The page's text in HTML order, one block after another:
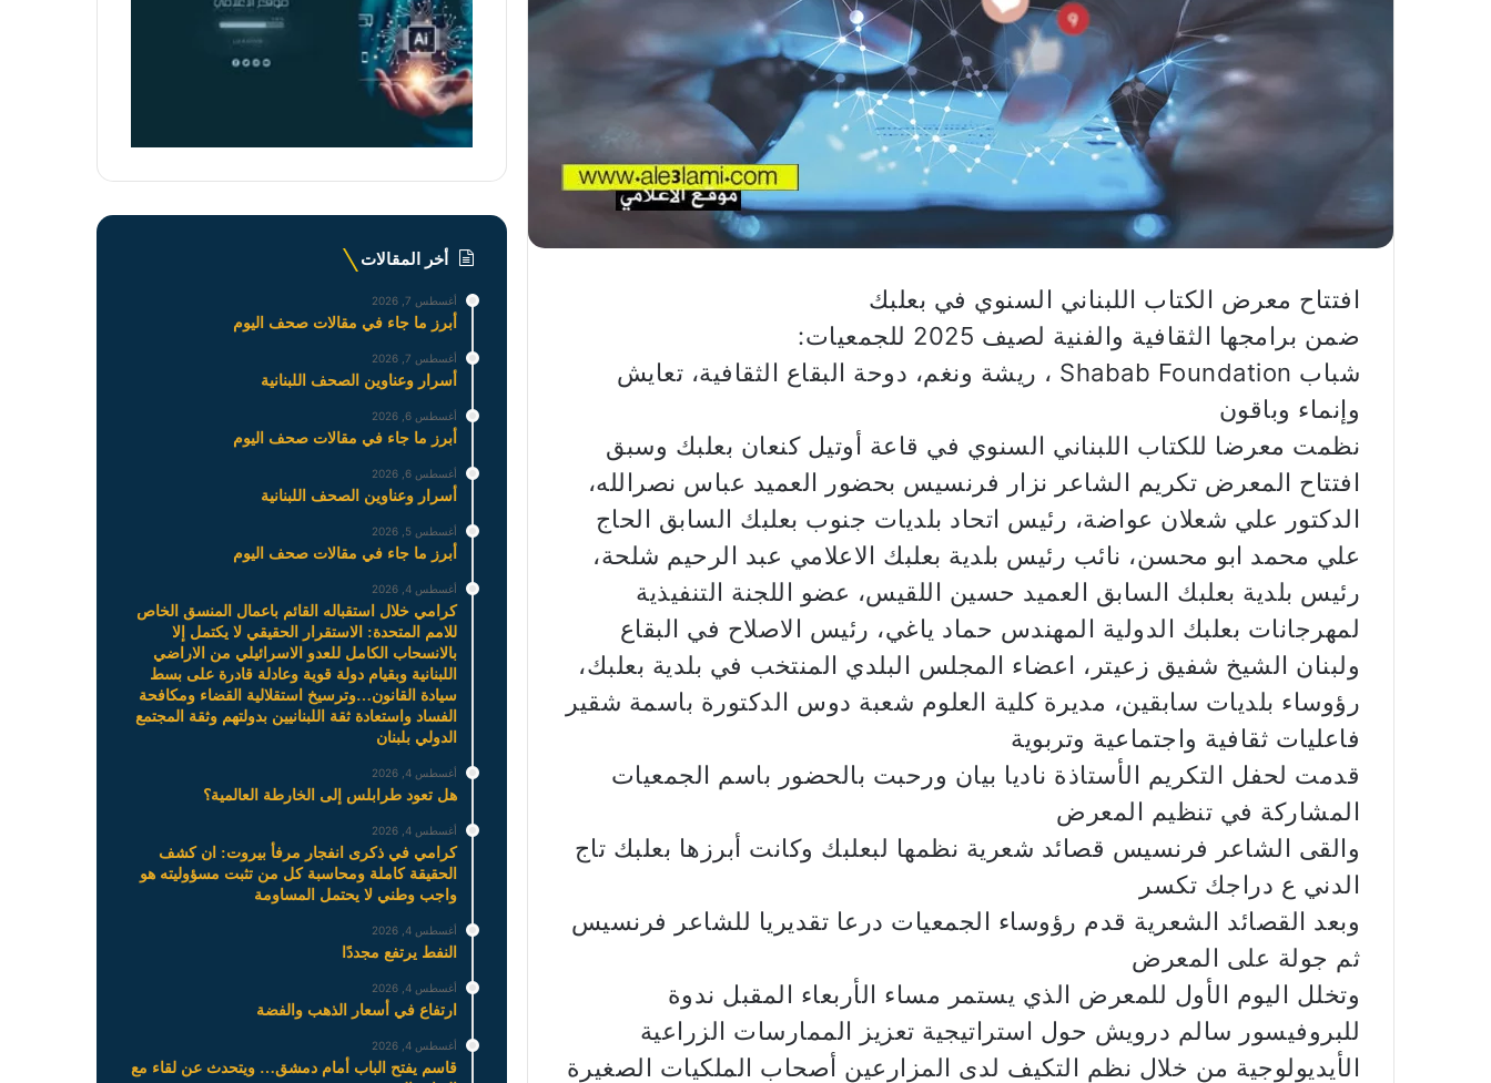
افتتاح معرض الكتاب اللبناني السنوي في بعلبك
ضمن برامجها الثقافية والفنية لصيف 2025 للجمعيات:
شباب Shabab Foundation ، ريشة ونغم، دوحة البقاع الثقافية، تعايش
وإنماء وباقون
نظمت معرضا للكتاب اللبناني السنوي في قاعة أوتيل كنعان بعلبك وسبق
افتتاح المعرض تكريم الشاعر نزار فرنسيس بحضور العميد عباس نصرالله،
الدكتور علي شعلان عواضة، رئيس اتحاد بلديات جنوب بعلبك السابق الحاج
علي محمد ابو محسن، نائب رئيس بلدية بعلبك الاعلامي عبد الرحيم شلحة،
رئيس بلدية بعلبك السابق العميد حسين اللقيس، عضو اللجنة التنفيذية
لمهرجانات بعلبك الدولية المهندس حماد ياغي، رئيس الاصلاح في البقاع
ولبنان الشيخ شفيق زعيتر، اعضاء المجلس البلدي المنتخب في بلدية بعلبك،
رؤوساء بلديات سابقين، مديرة كلية العلوم شعبة دوس الدكتورة باسمة شقير
فاعليات ثقافية واجتماعية وتربوية
قدمت لحفل التكريم الأستاذة ناديا بيان ورحبت بالحضور باسم الجمعيات
المشاركة في تنظيم المعرض
والقى الشاعر فرنسيس قصائد شعرية نظمها لبعلبك وكانت أبرزها بعلبك تاج
الدني ع دراجك تكسر
وبعد القصائد الشعرية قدم رؤوساء الجمعيات درعا تقديريا للشاعر فرنسيس
ثم جولة على المعرض
وتخلل اليوم الأول للمعرض الذي يستمر مساء الأربعاء المقبل ندوة
للبروفيسور سالم درويش حول استراتيجية تعزيز الممارسات الزراعية
الأيديولوجية من خلال نظم التكيف لدى المزارعين أصحاب الملكيات الصغيرة
أخر المقالات
أغسطس 7, 2026
أبرز ما جاء في مقالات صحف اليوم
أغسطس 7, 2026
أسرار وعناوين الصحف اللبنانية
أغسطس 6, 2026
أبرز ما جاء في مقالات صحف اليوم
أغسطس 6, 2026
أسرار وعناوين الصحف اللبنانية
أغسطس 5, 2026
أبرز ما جاء في مقالات صحف اليوم
أغسطس 4, 2026
كرامي خلال استقباله القائم باعمال المنسق الخاص
للامم المتحدة: الاستقرار الحقيقي لا يكتمل إلا
بالانسحاب الكامل للعدو الاسرائيلي من الاراضي
اللبنانية وبقيام دولة قوية وعادلة قادرة على بسط
سيادة القانون…وترسيخ استقلالية القضاء ومكافحة
الفساد واستعادة ثقة اللبنانيين بدولتهم وثقة المجتمع
الدولي بلبنان
أغسطس 4, 2026
هل تعود طرابلس إلى الخارطة العالمية؟
أغسطس 4, 2026
كرامي في ذكرى انفجار مرفأ بيروت: ان كشف
الحقيقة كاملة ومحاسبة كل من تثبت مسؤوليته هو
واجب وطني لا يحتمل المساومة
أغسطس 4, 2026
النفط يرتفع مجددًا
أغسطس 4, 2026
ارتفاع في أسعار الذهب والفضة
أغسطس 4, 2026
قاسم يفتح الباب أمام دمشق… ويتحدث عن لقاء مع